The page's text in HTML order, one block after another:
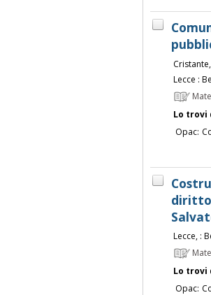
Lecce :
Lo trovi
Opac:
diritto
Lecce, :
Lo trovi
Opac: